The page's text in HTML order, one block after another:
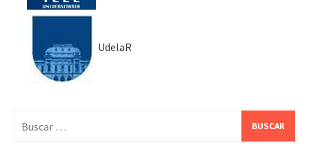
UdelaR